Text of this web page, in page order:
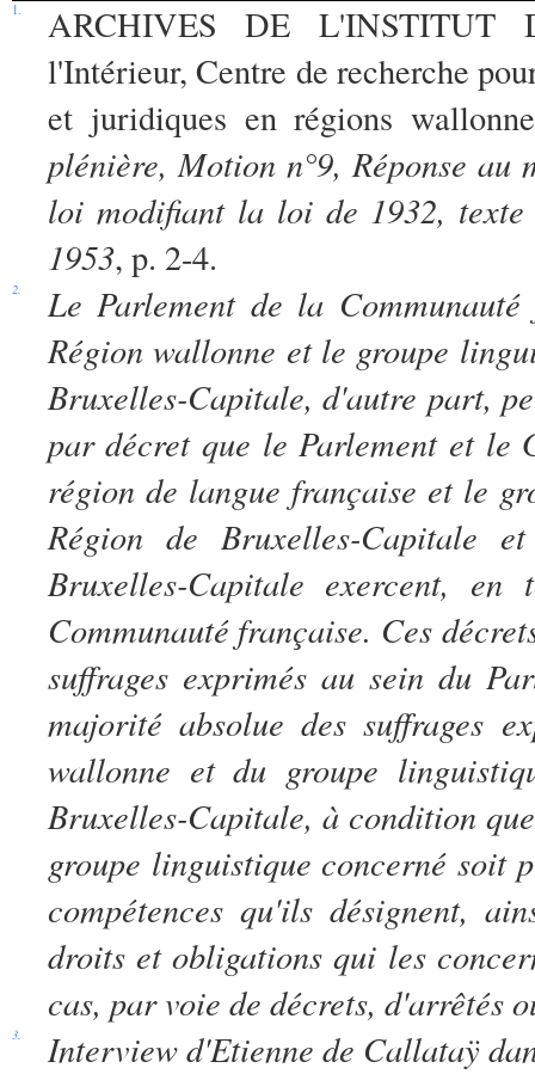
1.
ARCHIVES DE L'INSTITUT
l'Intérieur, Centre de recherche
et juridiques en régions
plénière, Motion n°9, Réponse
loi modifiant la loi de 1932,
1953, p. 2-4.
2.
Le Parlement de la
Région wallonne et le groupe
Bruxelles-Capitale, d'autre part,
par décret que le Parlement et le
région de langue française et le
Région de Bruxelles-Capitale
Bruxelles-Capitale exercent,
Communauté française. Ces
suffrages exprimés au sein du
majorité absolue des suffrages
wallonne et du groupe
Bruxelles-Capitale, à condition
groupe linguistique concerné soit
compétences qu'ils désignent,
droits et obligations qui les
cas, par voie de décrets, d'arrêtés
3. Interview d'Etienne de Callataÿ